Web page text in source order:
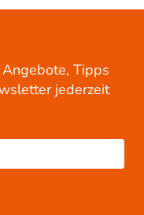
Tipps
jederzeit